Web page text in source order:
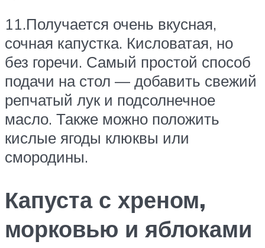
11.Получается очень вкусная,
сочная капустка. Кисловатая, но
без горечи. Самый простой способ
подачи на стол — добавить свежий
репчатый лук и подсолнечное
масло. Также можно положить
кислые ягоды клюквы или
смородины.
Капуста с хреном,
морковью и яблоками